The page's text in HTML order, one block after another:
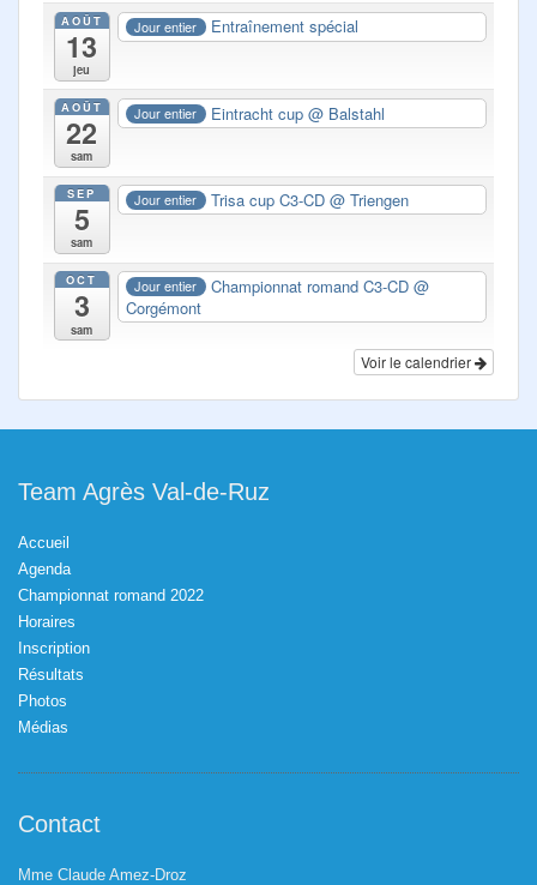
AOÛT
13
jeu
Jour entier Entraînement spécial
AOÛT
22
sam
Jour entier Eintracht cup@ Balstahl
SEP
5
sam
Jour entier Trisa cup C3-CD@ Triengen
OCT
3
sam
Jour entier Championnat romand C3-CD@
Corgémont
Voir le calendrier
Team Agrès Val-de-Ruz
Accueil
Agenda
Championnat romand 2022
Horaires
Inscription
Résultats
Photos
Médias
Contact
Mme Claude Amez-Droz